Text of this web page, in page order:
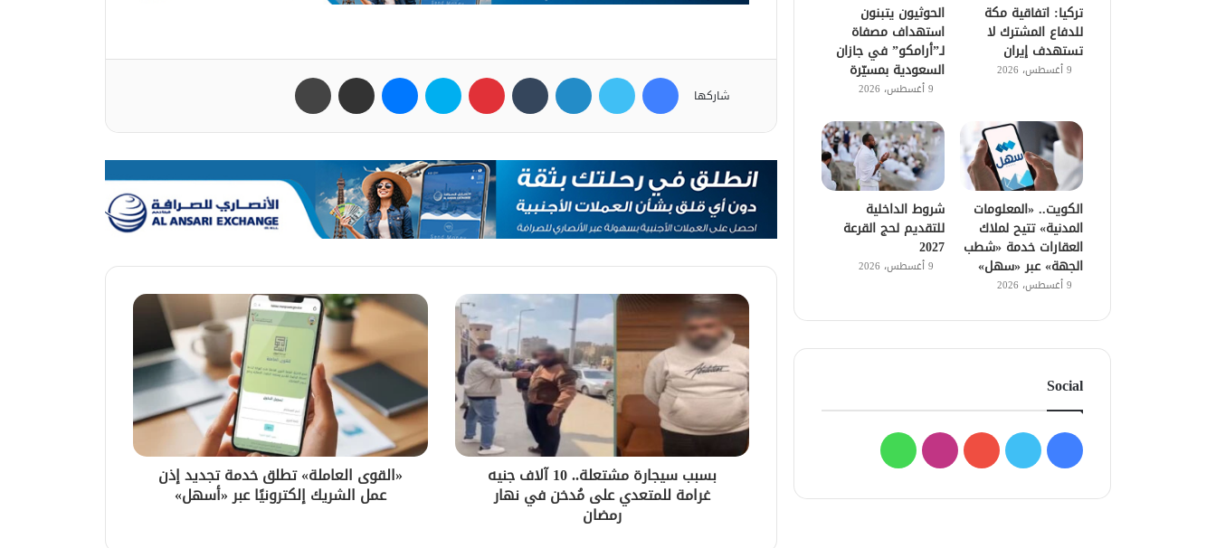
شاركها
فيسبوك تويتر لينكدإن بينتيريست سكايب ماسنجر مشاركة عبر البريد
بسبب سيجارة مشتعلة.. 10 آلاف جنيه
غرامة للمتعدي على مُدخن في نهار
رمضان
«القوى العاملة» تطلق خدمة تجديد إذن
عمل الشريك إلكترونيًا عبر «أسهل»
تركيا: اتفاقية مكة
للدفاع المشترك لا
تستهدف إيران
9 أغسطس، 2026
الحوثيون يتبنون
استهداف مصفاة
لـ”أرامكو” في جازان
السعودية بمسيّرة
9 أغسطس، 2026
الكويت.. «المعلومات
المدنية» تتيح لملاك
العقارات خدمة «شطب
الجهة» عبر «سهل»
9 أغسطس، 2026
شروط الداخلية
للتقديم لحج القرعة
2027
9 أغسطس، 2026
Social
فيسبوك
تويتر يوتيوبانستقرامواتساب